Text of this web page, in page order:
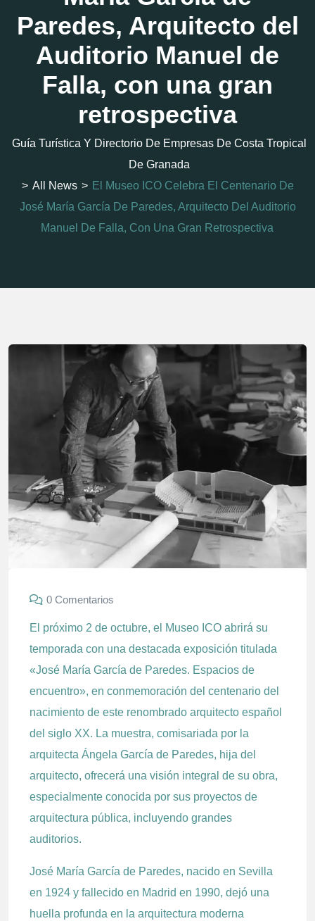
Paredes, Arquitecto del
Auditorio Manuel de
Falla, con una gran
retrospectiva
Guía Turística Y Directorio De Empresas De Costa Tropical
De Granada
> All News > El Museo ICO Celebra El Centenario De
José María García De Paredes, Arquitecto Del Auditorio
Manuel De Falla, Con Una Gran Retrospectiva
0 Comentarios
El próximo 2 de octubre, el Museo ICO abrirá su
temporada con una destacada exposición titulada
«José María García de Paredes. Espacios de
encuentro», en conmemoración del centenario del
nacimiento de este renombrado arquitecto español
del siglo XX. La muestra, comisariada por la
arquitecta Ángela García de Paredes, hija del
arquitecto, ofrecerá una visión integral de su obra,
especialmente conocida por sus proyectos de
arquitectura pública, incluyendo grandes
auditorios.
José María García de Paredes, nacido en Sevilla
en 1924 y fallecido en Madrid en 1990, dejó una
huella profunda en la arquitectura moderna